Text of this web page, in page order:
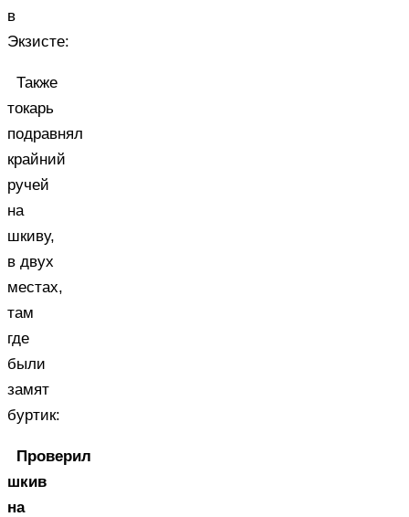
в
Экзисте:
Также
токарь
подравнял
крайний
ручей
на
шкиву,
в двух
местах,
там
где
были
замят
буртик:
Проверил
шкив
на